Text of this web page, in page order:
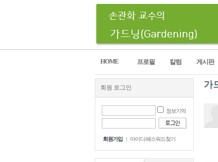
HOME 프로필 칼럼 게시판
회원 로그인
정보기억
회원가입 | 아이디/패스워드찾기
가